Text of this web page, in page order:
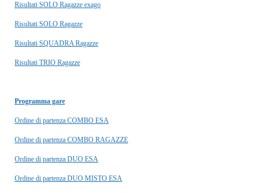
Risultati SOLO Ragazze exago
Risultati SOLO Ragazze
Risultati SQUADRA Ragazze
Risultati TRIO Ragazze
Programma gare
Ordine di partenza COMBO ESA
Ordine di partenza COMBO RAGAZZE
Ordine di partenza DUO ESA
Ordine di partenza DUO MISTO ESA